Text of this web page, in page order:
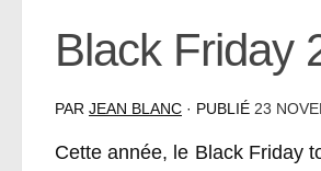
Black Friday
PAR JEAN BLANC · PUBLIÉ 23
Cette année, le Black Friday